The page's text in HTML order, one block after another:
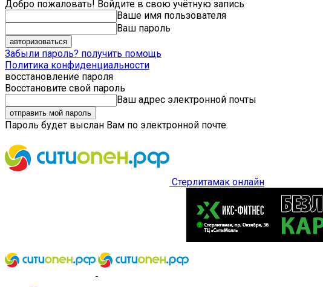
Добро пожаловать! Войдите в свою учётную запись
Ваше имя пользователя
Ваш пароль
Забыли пароль? получить помощь
Политика конфиденциальности
восстановление пароля
Восстановите свой пароль
Ваш адрес электронной почты
Пароль будет выслан Вам по электронной почте.
Стерлитамак онлайн